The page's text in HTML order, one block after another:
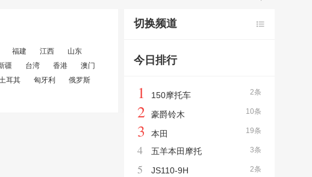
福建 江西
山东
疆 台湾 香港
澳门
耳其 匈牙利
俄罗斯
切换频道
今日排行
2条
1 150摩托车
10条
2 豪爵铃木
19条
3 本田
3条
4 五羊本田摩托
2条
5 JS110-9H